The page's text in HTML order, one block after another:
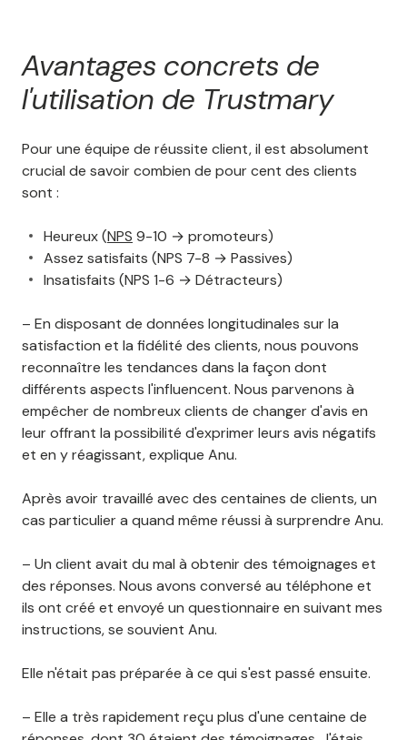
Avantages concrets de
l'utilisation de Trustmary
Pour une équipe de réussite client, il est absolument
crucial de savoir combien de pour cent des clients
sont :
Heureux (NPS 9-10 → promoteurs)
Assez satisfaits (NPS 7-8 → Passives)
Insatisfaits (NPS 1-6 → Détracteurs)
– En disposant de données longitudinales sur la
satisfaction et la fidélité des clients, nous pouvons
reconnaître les tendances dans la façon dont
différents aspects l'influencent. Nous parvenons à
empêcher de nombreux clients de changer d'avis en
leur offrant la possibilité d'exprimer leurs avis négatifs
et en y réagissant, explique Anu.
Après avoir travaillé avec des centaines de clients, un
cas particulier a quand même réussi à surprendre Anu.
– Un client avait du mal à obtenir des témoignages et
des réponses. Nous avons conversé au téléphone et
ils ont créé et envoyé un questionnaire en suivant mes
instructions, se souvient Anu.
Elle n'était pas préparée à ce qui s'est passé ensuite.
– Elle a très rapidement reçu plus d'une centaine de